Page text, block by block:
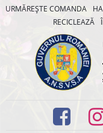
URMĂREȘTE COMANDA
RECICLEAZĂ